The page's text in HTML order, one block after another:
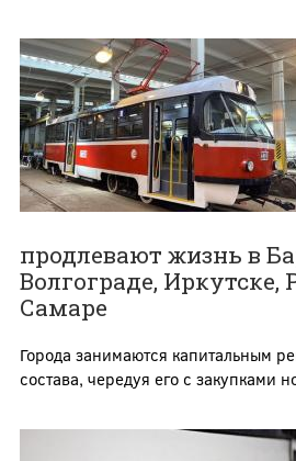
продлевают жизнь в
Волгограде, Иркутске,
Самаре
Города занимаются капитальным
состава, чередуя его с закупками